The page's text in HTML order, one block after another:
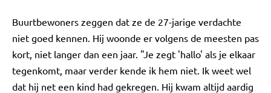
Buurtbewoners zeggen dat ze de 27-jarige verdachte
niet goed kennen. Hij woonde er volgens de meesten pas
kort, niet langer dan een jaar. "Je zegt 'hallo' als je elkaar
tegenkomt, maar verder kende ik hem niet. Ik weet wel
dat hij net een kind had gekregen. Hij kwam altijd aardig